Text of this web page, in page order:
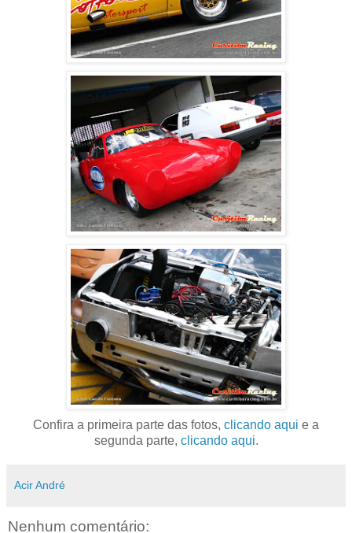
Confira a primeira parte das fotos, clicando aqui e a
segunda parte, clicando aqui.
Acir André
Nenhum comentário: